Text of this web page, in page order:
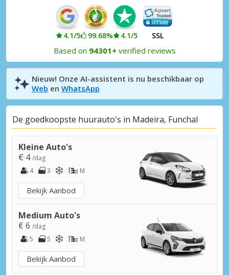
4.1/5 99.68% 4.1/5 SSL
Based on 94301+ verified reviews
Nieuw! Onze AI-assistent is nu beschikbaar op
Web en WhatsApp
De goedkoopste huurauto's in Madeira, Funchal
Kleine Auto's
€ 4/dag
4
3 M
Bekijk Aanbod
Medium Auto's
€ 6 /dag
5
5 M
Bekijk Aanbod